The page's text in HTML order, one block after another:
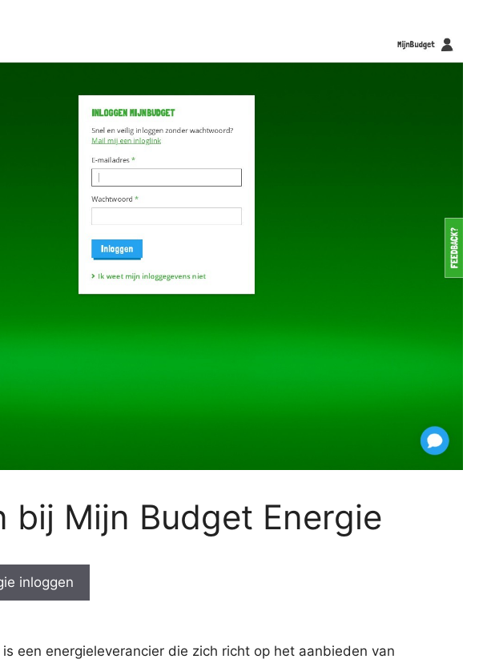
bij Mijn Budget Energie
inloggen
een energieleverancier die zich richt op het aanbieden van